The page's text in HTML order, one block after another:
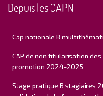
Depuis les CAPN
Cap nationale B
CAP de non titularisation
promotion 2024-2025
Stage pratique B stagiaires